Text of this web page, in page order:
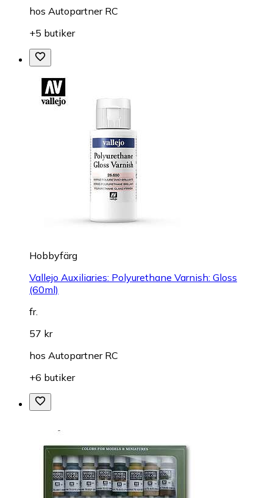
hos Autopartner RC
+5 butiker
Hobbyfärg
Vallejo Auxiliaries: Polyurethane Varnish: Gloss
(60ml)
fr.
57 kr
hos Autopartner RC
+6 butiker